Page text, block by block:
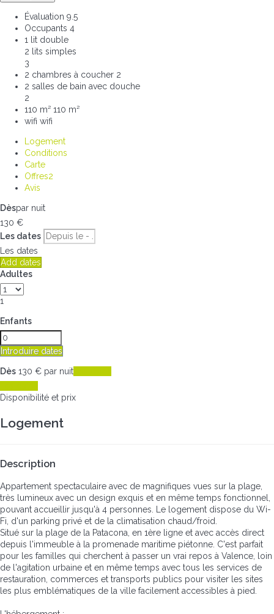
Évaluation 9.5
Occupants 4
1 lit double
2 lits simples
3
2 chambres à coucher 2
2 salles de bain avec douche
2
110 m² 110 m²
wifi wifi
Logement
Conditions
Carte
Offres2
Avis
Dèspar nuit
130 €
Les dates
Les dates
Add dates
Adultes
1
Enfants
Introduire dates
Dès 130 € par nuit
Disponibilité et prix
Logement
Description
Appartement spectaculaire avec de magnifiques vues sur la plage,
très lumineux avec un design exquis et en même temps fonctionnel,
pouvant accueillir jusqu'à 4 personnes. Le logement dispose du Wi-
Fi, d'un parking privé et de la climatisation chaud/froid.
Situé sur la plage de la Patacona, en 1ère ligne et avec accès direct
depuis l'immeuble à la promenade maritime piétonne. C'est parfait
pour les familles qui cherchent à passer un vrai repos à Valence, loin
de l'agitation urbaine et en même temps avec tous les services de
restauration, commerces et transports publics pour visiter les sites
les plus emblématiques de la ville facilement accessibles à pied.